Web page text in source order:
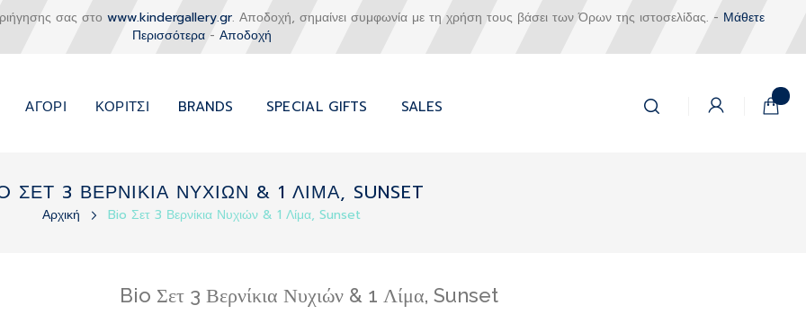
σας στο www.kindergallery.gr. Αποδοχή, σημαίνει συμφωνία με τη χρήση τους βάσει των Όρων της ιστοσελίδας. - Μάθετε
Περισσότερα- Αποδοχή
ΑΓΌΡΙ ΚΟΡΊΤΣΙ BRANDS SPECIAL GIFTS SALES
Το
Αναζήτηση
ΣΕΤ 3 ΒΕΡΝΙΚΙΑ ΝΥΧΙΩΝ & 1 ΛΙΜΑ, SUNSET
Αρχική Bio Σετ 3 Βερνίκια Νυχιών & 1 Λίμα, Sunset
Bio Σετ 3 Βερνίκια Νυχιών & 1 Λίμα, Sunset